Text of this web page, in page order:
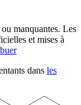
manquantes. Les
et mises à
dans les